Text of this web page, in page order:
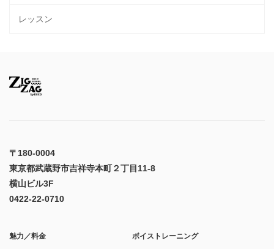
レッスン
〒180-0004
東京都武蔵野市吉祥寺本町２丁目11-8
横山ビル3F
0422-22-0710
魅力／料金 ボイストレーニング